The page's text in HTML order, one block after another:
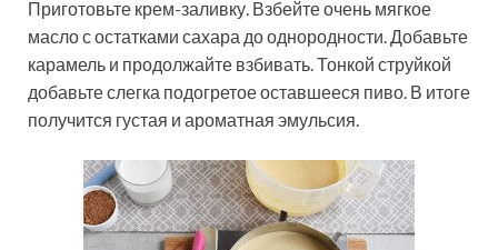
Приготовьте крем-заливку. Взбейте очень мягкое
масло с остатками сахара до однородности. Добавьте
карамель и продолжайте взбивать. Тонкой струйкой
добавьте слегка подогретое оставшееся пиво. В итоге
получится густая и ароматная эмульсия.